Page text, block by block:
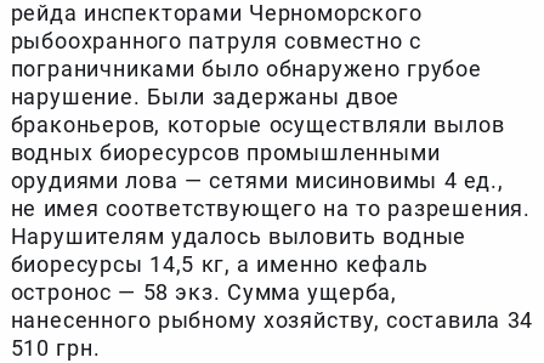
рейда инспекторами Черноморского
рыбоохранного патруля совместно с
пограничниками было обнаружено грубое
нарушение. Были задержаны двое
браконьеров, которые осуществляли вылов
водных биоресурсов промышленными
орудиями лова — сетями мисиновимы 4 ед.,
не имея соответствующего на то разрешения.
Нарушителям удалось выловить водные
биоресурсы 14,5 кг, а именно кефаль
остронос — 58 экз. Сумма ущерба,
нанесенного рыбному хозяйству, составила 34
510 грн.